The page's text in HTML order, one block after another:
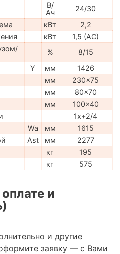
В/
Ач
24/30
кВт
2,2
кВт
1,5 (AC)
%
8/15
Y мм
1426
мм
230x75
мм
80x70
мм
100x40
1x+2/4
Wa мм
1615
Ast мм
2277
кг
195
кг 575
и
и другие
заявку — с Вами